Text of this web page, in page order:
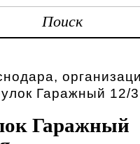
Поиск
Гаражный 12/3
Гаражный